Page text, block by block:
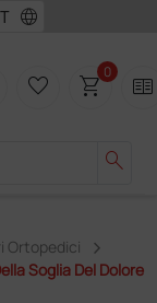
language
search
favorite_border shopping_cart0 two_pager
Ortopedici
Soglia Del Dolore